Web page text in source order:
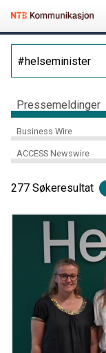
Pressemeldinger
Business Wire
ACCESS Newswire
277 Søkeresultat